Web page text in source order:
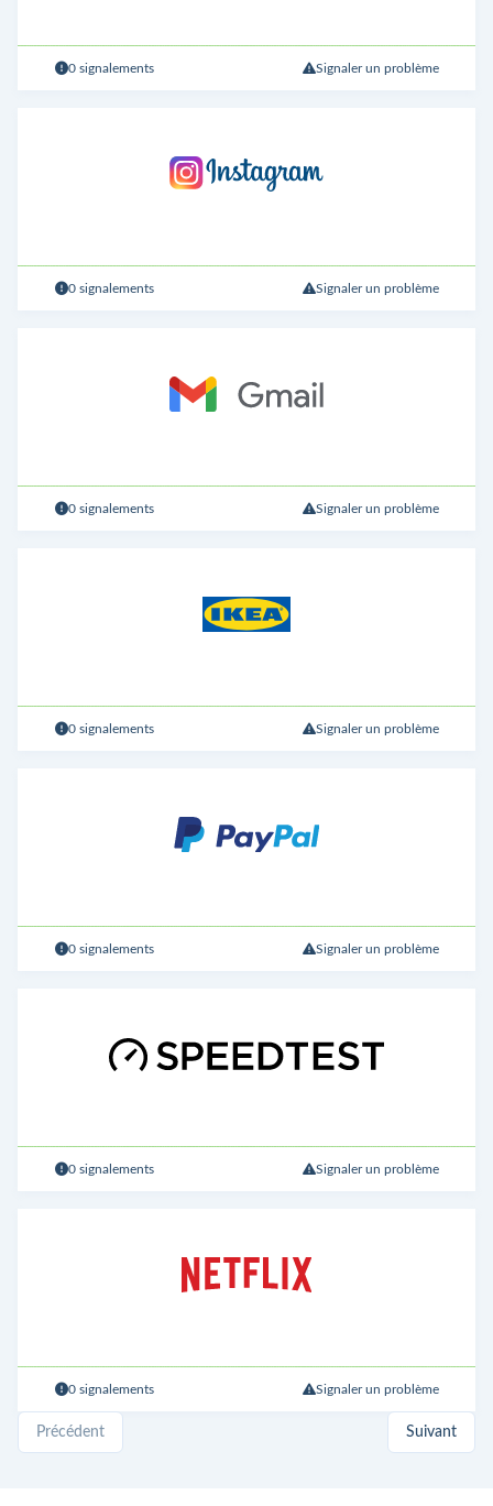
0 signalements Signaler un problème
0 signalements Signaler un problème
0 signalements Signaler un problème
0 signalements Signaler un problème
0 signalements Signaler un problème
0 signalements Signaler un problème
0 signalements Signaler un problème
Précédent Suivant